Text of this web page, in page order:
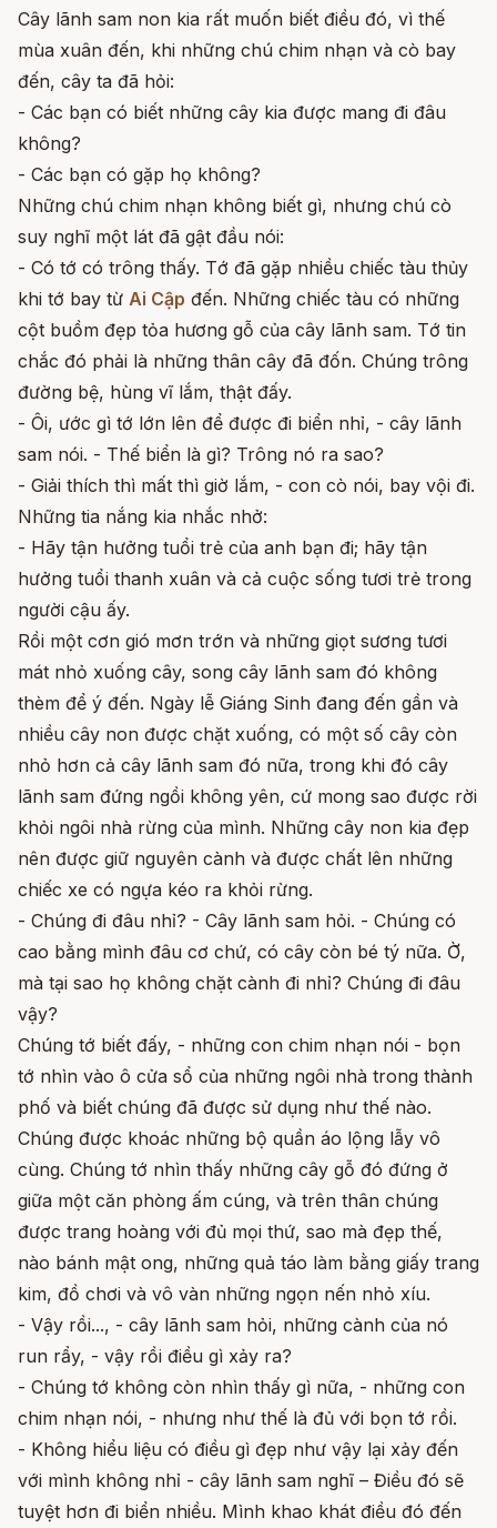
Cây lãnh sam non kia rất muốn biết điều đó, vì thế
mùa xuân đến, khi những chú chim nhạn và cò bay
đến, cây ta đã hỏi:
- Các bạn có biết những cây kia được mang đi đâu
không?
- Các bạn có gặp họ không?
Những chú chim nhạn không biết gì, nhưng chú cò
suy nghĩ một lát đã gật đầu nói:
- Có tớ có trông thấy. Tớ đã gặp nhiều chiếc tàu thủy
khi tớ bay từ Ai Cập đến. Những chiếc tàu có những
cột buồm đẹp tỏa hương gỗ của cây lãnh sam. Tớ tin
chắc đó phải là những thân cây đã đốn. Chúng trông
đường bệ, hùng vĩ lắm, thật đấy.
- Ôi, ước gì tớ lớn lên để được đi biển nhỉ, - cây lãnh
sam nói. - Thế biển là gì? Trông nó ra sao?
- Giải thích thì mất thì giờ lắm, - con cò nói, bay vội đi.
Những tia nắng kia nhắc nhở:
- Hãy tận hưởng tuổi trẻ của anh bạn đi; hãy tận
hưởng tuổi thanh xuân và cả cuộc sống tươi trẻ trong
người cậu ấy.
Rồi một cơn gió mơn trớn và những giọt sương tươi
mát nhỏ xuống cây, song cây lãnh sam đó không
thèm để ý đến. Ngày lễ Giáng Sinh đang đến gần và
nhiều cây non được chặt xuống, có một số cây còn
nhỏ hơn cả cây lãnh sam đó nữa, trong khi đó cây
lãnh sam đứng ngồi không yên, cứ mong sao được rời
khỏi ngôi nhà rừng của mình. Những cây non kia đẹp
nên được giữ nguyên cành và được chất lên những
chiếc xe có ngựa kéo ra khỏi rừng.
- Chúng đi đâu nhỉ? - Cây lãnh sam hỏi. - Chúng có
cao bằng mình đâu cơ chứ, có cây còn bé tý nữa. Ờ,
mà tại sao họ không chặt cành đi nhỉ? Chúng đi đâu
vậy?
Chúng tớ biết đấy, - những con chim nhạn nói - bọn
tớ nhìn vào ô cửa sổ của những ngôi nhà trong thành
phố và biết chúng đã được sử dụng như thế nào.
Chúng được khoác những bộ quần áo lộng lẫy vô
cùng. Chúng tớ nhìn thấy những cây gỗ đó đứng ở
giữa một căn phòng ấm cúng, và trên thân chúng
được trang hoàng với đủ mọi thứ, sao mà đẹp thế,
nào bánh mật ong, những quả táo làm bằng giấy trang
kim, đồ chơi và vô vàn những ngọn nến nhỏ xíu.
- Vậy rồi..., - cây lãnh sam hỏi, những cành của nó
run rẩy, - vậy rồi điều gì xảy ra?
- Chúng tớ không còn nhìn thấy gì nữa, - những con
chim nhạn nói, - nhưng như thế là đủ với bọn tớ rồi.
- Không hiểu liệu có điều gì đẹp như vậy lại xảy đến
với mình không nhỉ - cây lãnh sam nghĩ – Điều đó sẽ
tuyệt hơn đi biển nhiều. Mình khao khát điều đó đến